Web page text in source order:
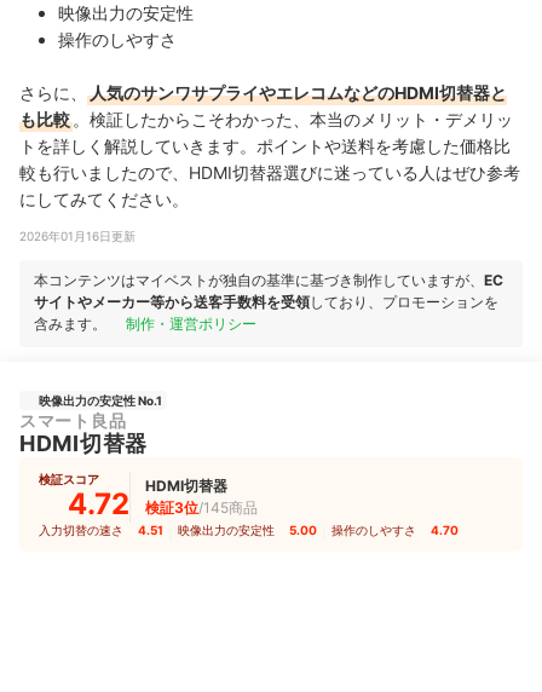
映像出力の安定性
操作のしやすさ
さらに、
人気のサンワサプライやエレコムなどのHDMI切替器と
も比較 。検証したからこそわかった、本当のメリット・デメリッ
トを詳しく解説していきます。ポイントや送料を考慮した価格比
較も行いましたので、HDMI切替器選びに迷っている人はぜひ参考
にしてみてください。
2026年01月16日更新
本コンテンツはマイベストが独自の基準に基づき制作していますが、 EC
サイトやメーカー等から送客手数料を受領しており、プロモーションを
含みます。
制作・運営ポリシー
映像出力の安定性 No.1
スマート良品
HDMI切替器
検証スコア
4.72
HDMI切替器
検証3位/145商品
入力切替の速さ 4.51 映像出力の安定性 5.00 操作のしやすさ 4.70